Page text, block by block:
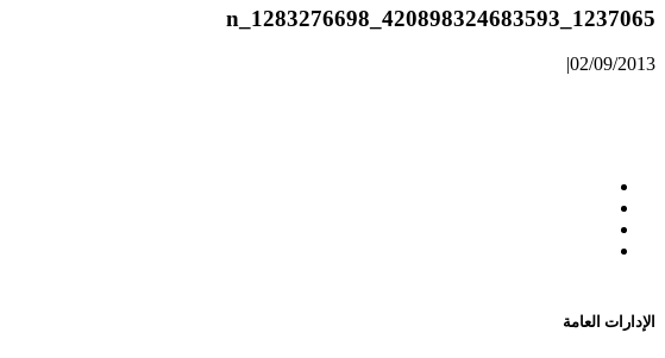
1237065_420898324683593_1283276698_n
02/09/2013
|
الإدارات العامة